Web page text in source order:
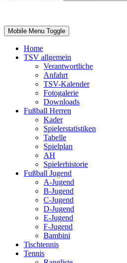
Mobile Menu Toggle
Home
TSV allgemein
Verantwortliche
Anfahrt
TSV-Kalender
Fotogalerie
Downloads
Fußball Herren
Kader
Spielerstatistiken
Tabelle
Spielplan
AH
Spielerhistorie
Fußball Jugend
A-Jugend
B-Jugend
C-Jugend
D-Jugend
E-Jugend
F-Jugend
Bambini
Tischtennis
Tennis